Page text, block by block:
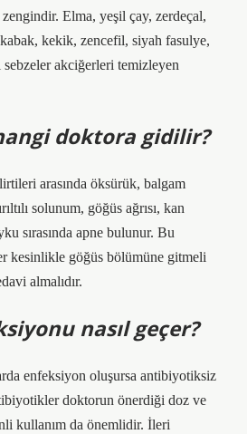
zengindir. Elma, yeşil çay, zerdeçal,
kekik, zencefil, siyah fasulye,
akciğerleri temizleyen
doktora gidilir?
arasında öksürük, balgam
solunum, göğüs ağrısı, kan
sırasında apne bulunur. Bu
kesinlikle göğüs bölümüne gitmeli
almalıdır.
nasıl geçer?
enfeksiyon oluşursa antibiyotiksiz
doktorun önerdiği doz ve
kullanım da önemlidir. İleri